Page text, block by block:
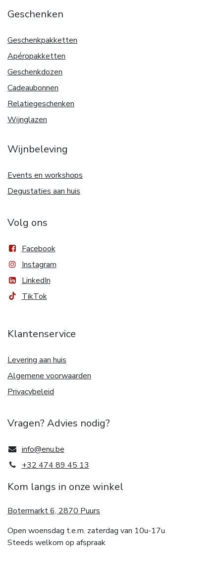
Geschenken
Geschenkpakketten
Apéropakketten
Geschenkdozen
Cadeaubonnen
Relatiegeschenken
Wijnglazen
Wijnbeleving
Events en workshops
Degustaties aan huis
Volg ons
Facebook
Instagram
LinkedIn
TikTok
Klantenservice
Levering aan huis
Algemene voorwaarden
Privacybeleid
Vragen? Advies nodig?
info@enu.be
+32 474 89 45 13
Kom langs in onze winkel
Botermarkt 6, 2870 Puurs
Open woensdag t.e.m. zaterdag van 10u-17u
Steeds welkom op afspraak